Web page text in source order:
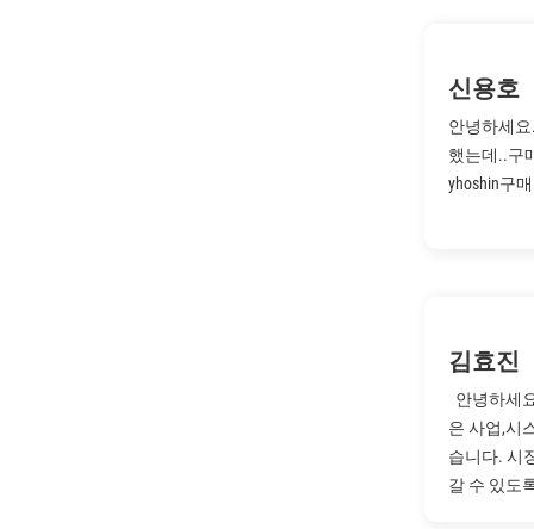
신용호
안녕하세
했는데..구
yhoshin구
김효진
안녕하세
은 사업,시
습니다. 시
갈 수 있도